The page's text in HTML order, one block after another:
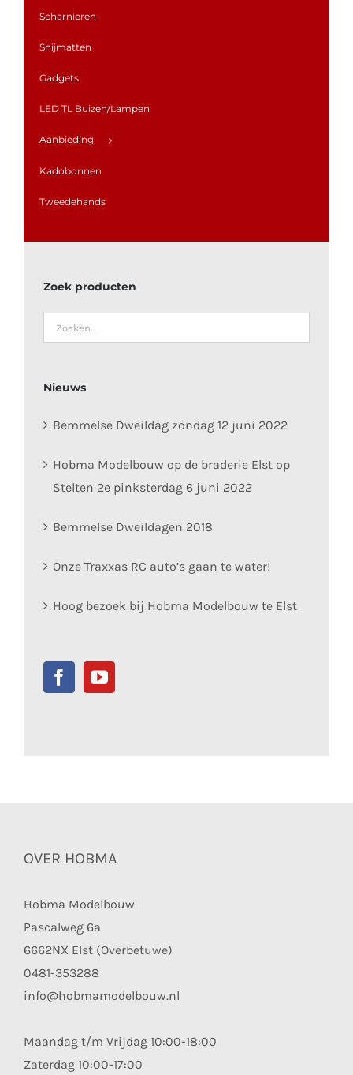
Scharnieren
Snijmatten
Gadgets
LED TL Buizen/Lampen
Aanbieding
Kadobonnen
Tweedehands
Zoek producten
Nieuws
Bemmelse Dweildag zondag 12 juni 2022
Hobma Modelbouw op de braderie Elst op
Stelten 2e pinksterdag 6 juni 2022
Bemmelse Dweildagen 2018
Onze Traxxas RC auto’s gaan te water!
Hoog bezoek bij Hobma Modelbouw te Elst
OVER HOBMA
Hobma Modelbouw
Pascalweg 6a
6662NX Elst (Overbetuwe)
0481-353288
info@hobmamodelbouw.nl
Maandag t/m Vrijdag 10:00-18:00
Zaterdag 10:00-17:00